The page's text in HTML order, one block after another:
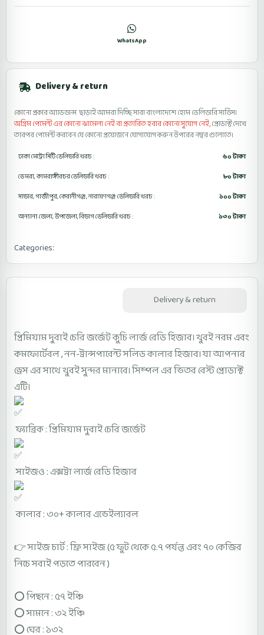
WhatsApp
Delivery & return
কোনো প্রকার অ্যাডভান্স ছাড়াই আমরা দিচ্ছি সারা বাংলাদেশে হোম ডেলিভারি সার্ভিস।
অগ্রিম পেমেন্ট এর কোনো ঝামেলা নেই বা প্রতারিত হবার কোনো সুযোগ নেই,প্রোডাক্ট দেখে
তারপর পেমেন্ট করবেন যে কোনো প্রয়োজনে যোগাযোগ করুন উপরের নম্বর গুলোতে।
ঢাকা মেট্রো সিটি ডেলিভারি খরচ :
৬০ টাকা
ডেমরা, কামরাঙ্গীরচর ডেলিভারি খরচ :
৮০ টাকা
সাভার, গাজীপুর, কেরানীগঞ্জ, নারায়ণগঞ্জ ডেলিভারি খরচ :
১০০ টাকা
অন্যান্য জেলা, উপজেলা, বিভাগ ডেলিভারি খরচ :
১৩০ টাকা
Categories:
Delivery & return
প্রিমিয়াম দুবাই চেরি জর্জেট কুচি লার্জ রেডি হিজাব। খুবই নরম এবং
কমফোর্টেবল , নন-ট্রান্সপারেন্ট সলিড কালার হিজাব। যা আপনার
ড্রেস এর সাথে খুবই সুন্দর মানাবে। সিম্পল এর ভিতর বেস্ট প্রোডাক্ট
এটি।
ফ্যাব্রিক : প্রিমিয়াম দুবাই চেরি জর্জেট
সাইজও : এক্সট্রা লার্জ রেডি হিজাব
কালার : ৩০+ কালার এভেইল্যাবল
👉 সাইজ চার্ট : ফ্রি সাইজ (৫ ফুট থেকে ৫.৭ পর্যন্ত এবং ৭০ কেজির
নিচে সবাই পড়তে পারবেন )
⭕ পিছনে : ৫৭ ইঞ্চি
⭕সামনে : ৩২ ইঞ্চি
⭕ঘের : ১৩২